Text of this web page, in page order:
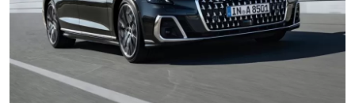
Yağlar & Sıvılar
LPG & Yakıt
Elektrik & Akü